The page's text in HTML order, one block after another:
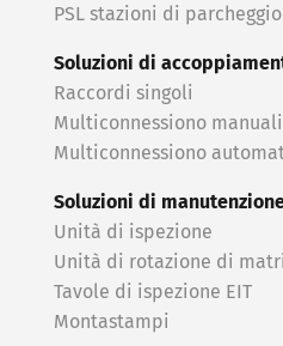
PSL stazioni di parcheggio
Soluzioni di
Raccordi singoli
Multiconnessiono manuali
Multiconnessiono
Soluzioni di
Unità di ispezione
Unità di rotazione di
Tavole di ispezione EIT
Montastampi